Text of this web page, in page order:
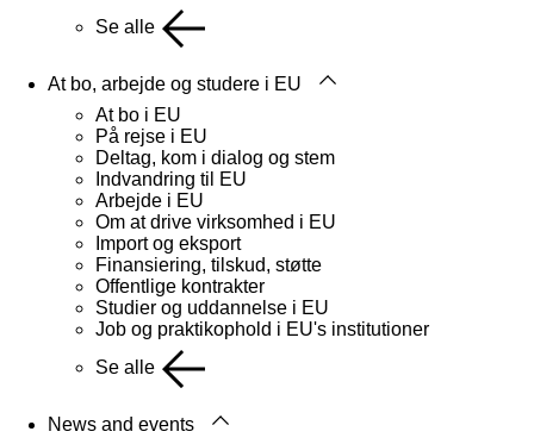
Se alle
At bo, arbejde og studere i EU
At bo i EU
På rejse i EU
Deltag, kom i dialog og stem
Indvandring til EU
Arbejde i EU
Om at drive virksomhed i EU
Import og eksport
Finansiering, tilskud, støtte
Offentlige kontrakter
Studier og uddannelse i EU
Job og praktikophold i EU's institutioner
Se alle
News and events